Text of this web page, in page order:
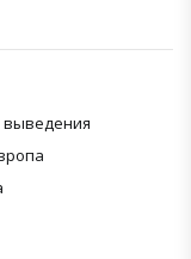
выведения